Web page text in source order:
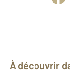
À découvrir